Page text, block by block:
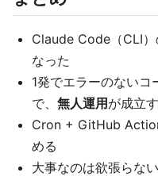
Claude Code（CLI）
なった
1発でエラーのない
で、 無人運用 が成立
Cron + GitHub
める
大事なのは欲張らない